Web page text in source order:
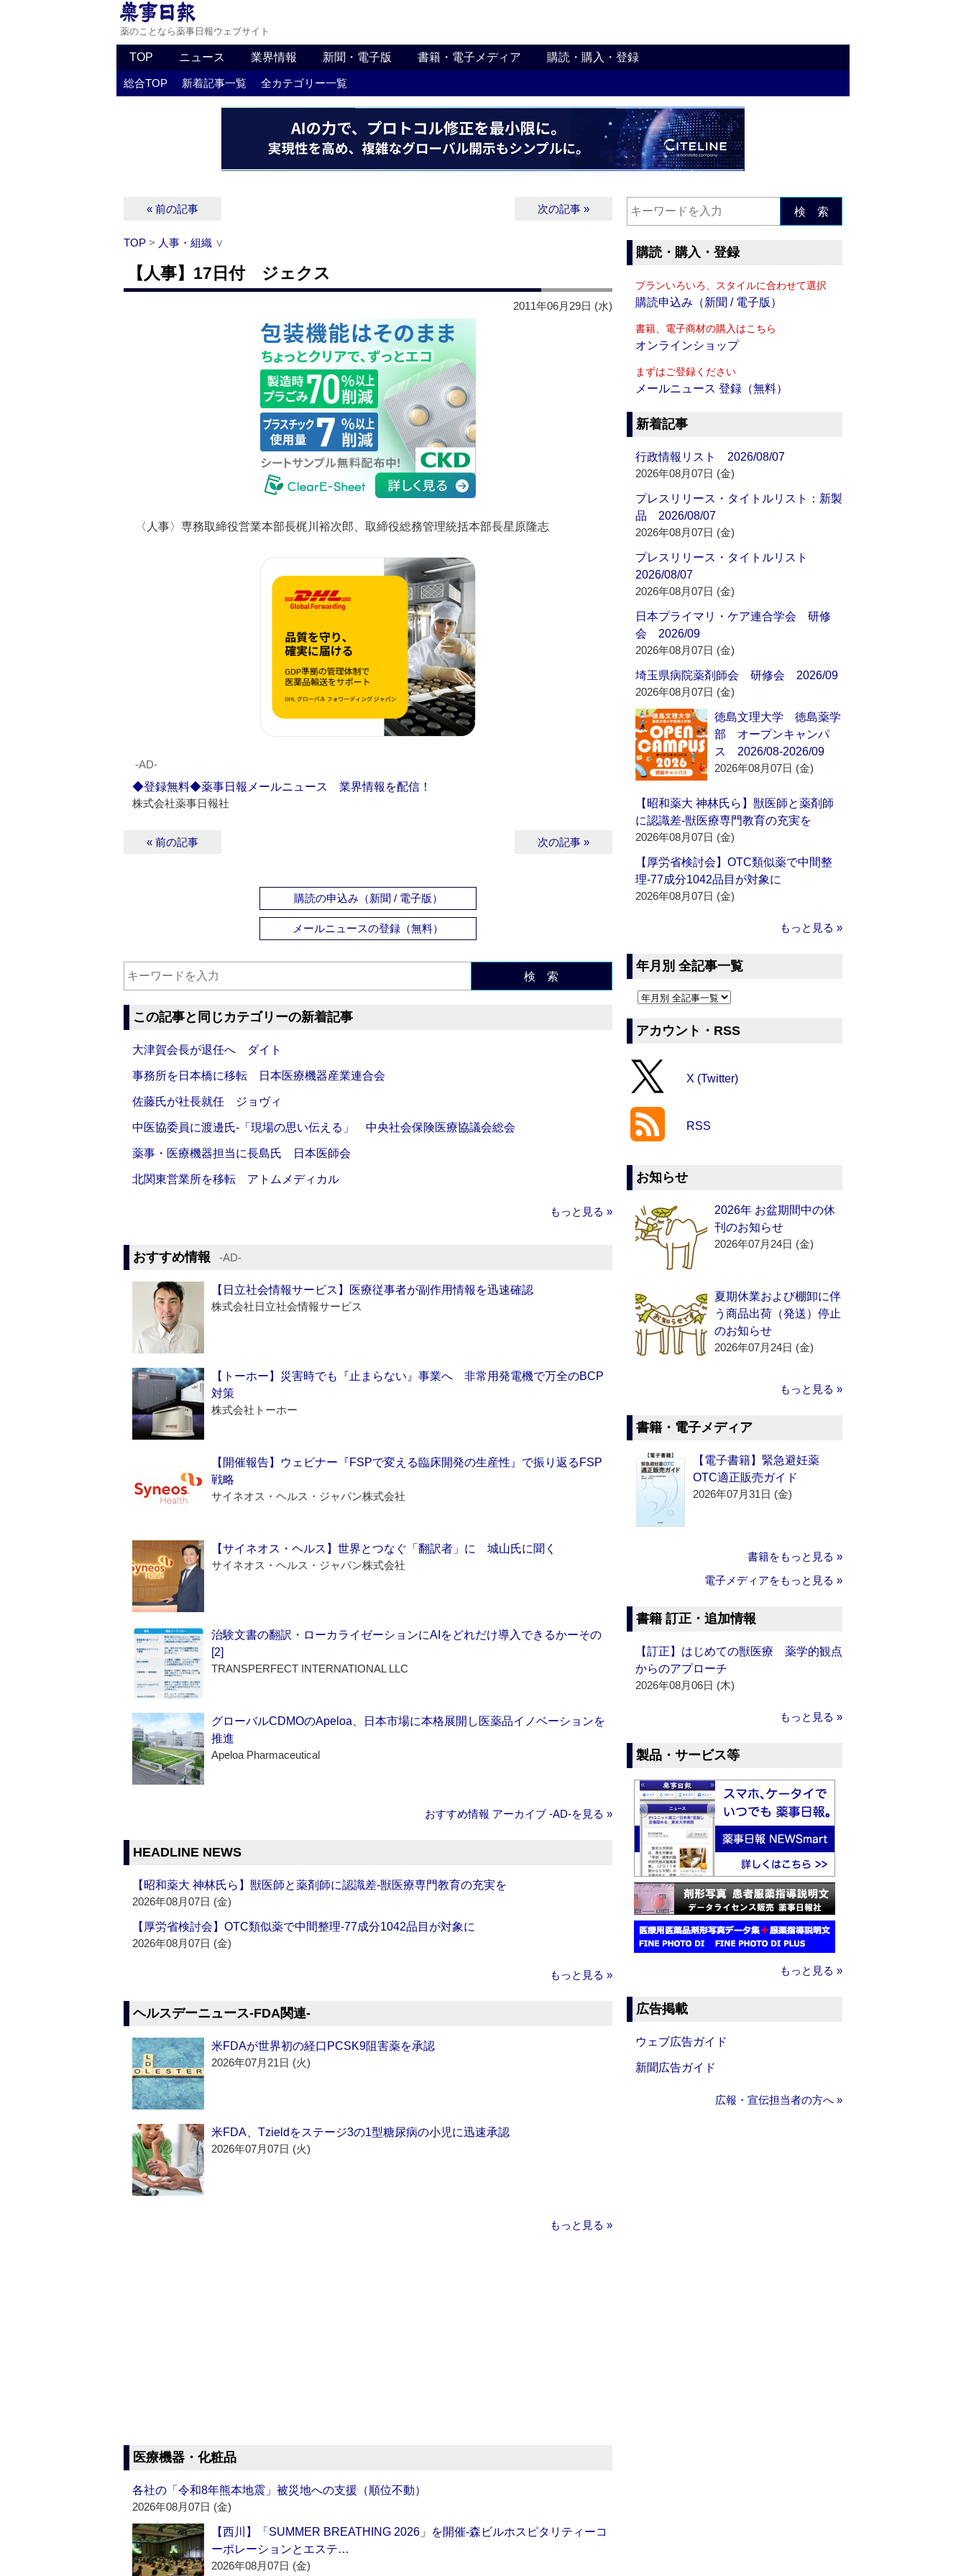
薬のことなら薬事日報ウェブサイト
TOP ニュース 業界情報 新聞・電子版 書籍・電子メディア 購読・購入・登録
総合TOP 新着記事一覧 全カテゴリー一覧
« 前の記事 次の記事 »
TOP > 人事・組織 ∨
【人事】17日付 ジェクス
2011年06月29日 (水)
〈人事〉専務取締役営業本部長梶川裕次郎、取締役総務管理統括本部長星原隆志
‐AD‐
◆登録無料◆薬事日報メールニュース 業界情報を配信！
株式会社薬事日報社
« 前の記事 次の記事 »
購読の申込み（新聞 / 電子版）
メールニュースの登録（無料）
検 索
この記事と同じカテゴリーの新着記事
大津賀会長が退任へ ダイト
事務所を日本橋に移転 日本医療機器産業連合会
佐藤氏が社長就任 ジョヴィ
中医協委員に渡邊氏‐「現場の思い伝える」 中央社会保険医療協議会総会
薬事・医療機器担当に長島氏 日本医師会
北関東営業所を移転 アトムメディカル
もっと見る »
おすすめ情報 ‐AD‐
【日立社会情報サービス】医療従事者が副作用情報を迅速確認
株式会社日立社会情報サービス
【トーホー】災害時でも『止まらない』事業へ 非常用発電機で万全のBCP
対策
株式会社トーホー
【開催報告】ウェビナー『FSPで変える臨床開発の生産性』で振り返るFSP
戦略
サイネオス・ヘルス・ジャパン株式会社
【サイネオス・ヘルス】世界とつなぐ「翻訳者」に 城山氏に聞く
サイネオス・ヘルス・ジャパン株式会社
治験文書の翻訳・ローカライゼーションにAIをどれだけ導入できるかーその
[2]
TRANSPERFECT INTERNATIONAL LLC
グローバルCDMOのApeloa、日本市場に本格展開し医薬品イノベーションを
推進
Apeloa Pharmaceutical
おすすめ情報 アーカイブ ‐AD‐を見る »
HEADLINE NEWS
【昭和薬大 神林氏ら】獣医師と薬剤師に認識差‐獣医療専門教育の充実を
2026年08月07日 (金)
【厚労省検討会】OTC類似薬で中間整理‐77成分1042品目が対象に
2026年08月07日 (金)
もっと見る »
ヘルスデーニュース‐FDA関連‐
米FDAが世界初の経口PCSK9阻害薬を承認
2026年07月21日 (火)
米FDA、Tzieldをステージ3の1型糖尿病の小児に迅速承認
2026年07月07日 (火)
もっと見る »
医療機器・化粧品
各社の「令和8年熊本地震」被災地への支援（順位不動）
2026年08月07日 (金)
【西川】「SUMMER BREATHING 2026」を開催‐森ビルホスピタリティーコ
ーポレーションとエステ…
2026年08月07日 (金)
検 索
購読・購入・登録
プランいろいろ、スタイルに合わせて選択
購読申込み（新聞 / 電子版）
書籍、電子商材の購入はこちら
オンラインショップ
まずはご登録ください
メールニュース 登録（無料）
新着記事
行政情報リスト 2026/08/07
2026年08月07日 (金)
プレスリリース・タイトルリスト：新製
品 2026/08/07
2026年08月07日 (金)
プレスリリース・タイトルリスト
2026/08/07
2026年08月07日 (金)
日本プライマリ・ケア連合学会 研修
会 2026/09
2026年08月07日 (金)
埼玉県病院薬剤師会 研修会 2026/09
2026年08月07日 (金)
徳島文理大学 徳島薬学
部 オープンキャンパ
ス 2026/08-2026/09
2026年08月07日 (金)
【昭和薬大 神林氏ら】獣医師と薬剤師
に認識差‐獣医療専門教育の充実を
2026年08月07日 (金)
【厚労省検討会】OTC類似薬で中間整
理‐77成分1042品目が対象に
2026年08月07日 (金)
もっと見る »
年月別 全記事一覧
アカウント・RSS
X (Twitter)
RSS
お知らせ
2026年 お盆期間中の休
刊のお知らせ
2026年07月24日 (金)
夏期休業および棚卸に伴
う商品出荷（発送）停止
のお知らせ
2026年07月24日 (金)
もっと見る »
書籍・電子メディア
【電子書籍】緊急避妊薬
OTC適正販売ガイド
2026年07月31日 (金)
書籍をもっと見る »
電子メディアをもっと見る »
書籍 訂正・追加情報
【訂正】はじめての獣医療 薬学的観点
からのアプローチ
2026年08月06日 (木)
もっと見る »
製品・サービス等
もっと見る »
広告掲載
ウェブ広告ガイド
新聞広告ガイド
広報・宣伝担当者の方へ »